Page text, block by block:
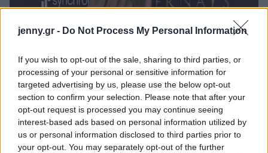
jenny.gr - Do Not Process My Personal Information
If you wish to opt-out of the sale, sharing to third parties, or
processing of your personal or sensitive information for
targeted advertising by us, please use the below opt-out
section to confirm your selection. Please note that after your
opt-out request is processed you may continue seeing
interest-based ads based on personal information utilized by
us or personal information disclosed to third parties prior to
your opt-out. You may separately opt-out of the further